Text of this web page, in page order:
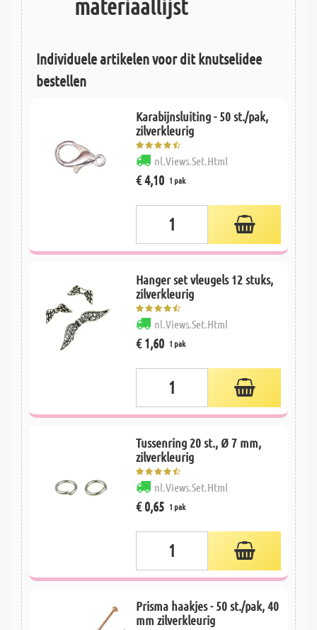
materiaallijst
Individuele artikelen voor dit knutselidee
bestellen
Karabijnsluiting - 50 st./pak,
zilverkleurig
nl.Views.Set.Html
€ 4,10 1 pak
Hanger set vleugels 12 stuks,
zilverkleurig
nl.Views.Set.Html
€ 1,60 1 pak
Tussenring 20 st., Ø 7 mm,
zilverkleurig
nl.Views.Set.Html
€ 0,65 1 pak
Prisma haakjes - 50 st./pak, 40
mm zilverkleurig